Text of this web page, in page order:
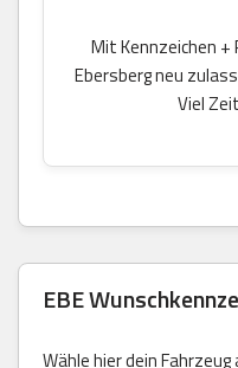
Mit Kennzeichen +
Ebersberg neu
Viel
EBE
Wähle hier dein